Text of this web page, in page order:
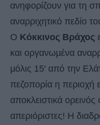
ανηφορίζουν για τη
αναρριχητικό πεδίο
Ο Κόκκινος Βράχος
και οργανωµένα
µόλις 15′ από την
πεζοπορία η περιοχή
αποκλειστικά ορεινός
απεριόριστες! Η